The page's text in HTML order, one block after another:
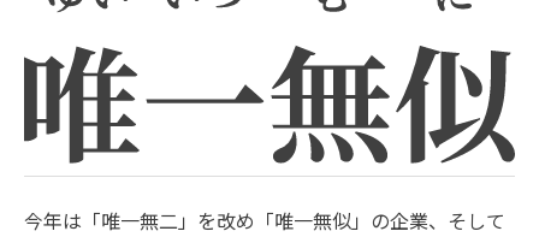
IR情報
やさしさ、未来へ
お問い合わせ
今年は「唯一無二」を改め「唯一無似」の企業、そして